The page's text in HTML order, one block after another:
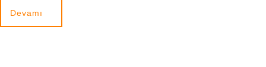
Devamı